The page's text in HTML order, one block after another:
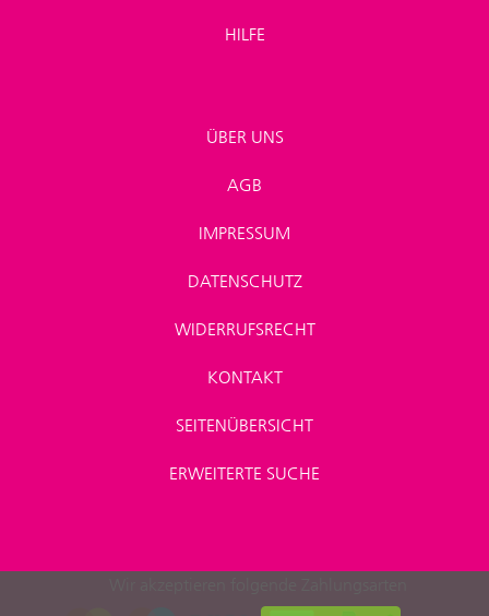
HILFE
ÜBER UNS
AGB
IMPRESSUM
DATENSCHUTZ
WIDERRUFSRECHT
KONTAKT
SEITENÜBERSICHT
ERWEITERTE SUCHE